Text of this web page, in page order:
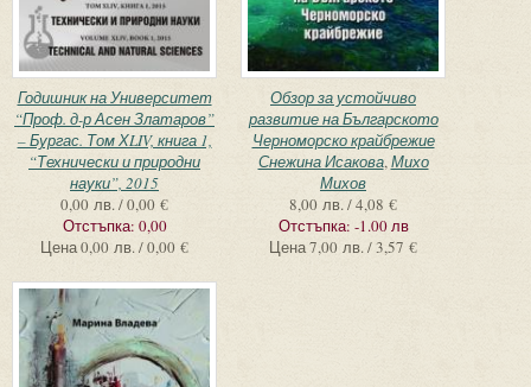
Годишник на Университет
“Проф. д-р Асен Златаров”
– Бургас. Том ХLIV, книга 1,
“Технически и природни
науки”, 2015
0,00 лв. / 0,00 €
Отстъпка: 0,00
Цена0,00 лв. / 0,00 €
Обзор за устойчиво
развитие на Българското
Черноморско крайбрежие
Снежина Исакова,Михо
Михов
8,00 лв. / 4,08 €
Отстъпка: -1.00 лв
Цена7,00 лв. / 3,57 €